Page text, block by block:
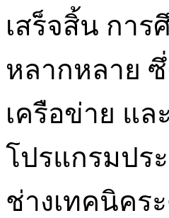
เสร็จสิ้น กา
หลากหลาย
เครือข่าย แ
โปรแกรมปร
ช่างเทคนิคร